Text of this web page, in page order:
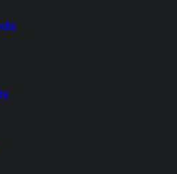
auf einer Reise auftreten
Hier findest du Tipps,